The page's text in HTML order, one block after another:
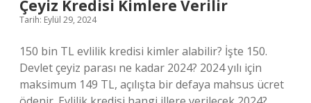
Çeyiz Kredisi Kimlere Verilir
Tarih: Eylül 29, 2024
150 bin TL evlilik kredisi kimler alabilir? İşte 150.
Devlet çeyiz parası ne kadar 2024? 2024 yılı için
maksimum 149 TL, açılışta bir defaya mahsus ücret